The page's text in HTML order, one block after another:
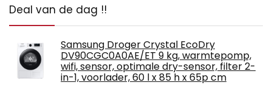
Deal van de dag !!
Samsung Droger Crystal EcoDry
DV90CGC0A0AE/ET 9 kg, warmtepomp,
wifi, sensor, optimale dry-sensor, filter 2-
in-1, voorlader, 60 l x 85 h x 65p cm